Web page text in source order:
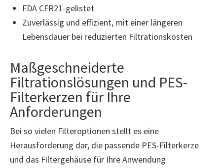
FDA CFR21-gelistet
Zuverlässig und effizient, mit einer längeren
Lebensdauer bei reduzierten Filtrationskosten
Maßgeschneiderte
Filtrationslösungen und PES-
Filterkerzen für Ihre
Anforderungen
Bei so vielen Filteroptionen stellt es eine
Herausforderung dar, die passende PES-Filterkerze
und das Filtergehäuse für Ihre Anwendung